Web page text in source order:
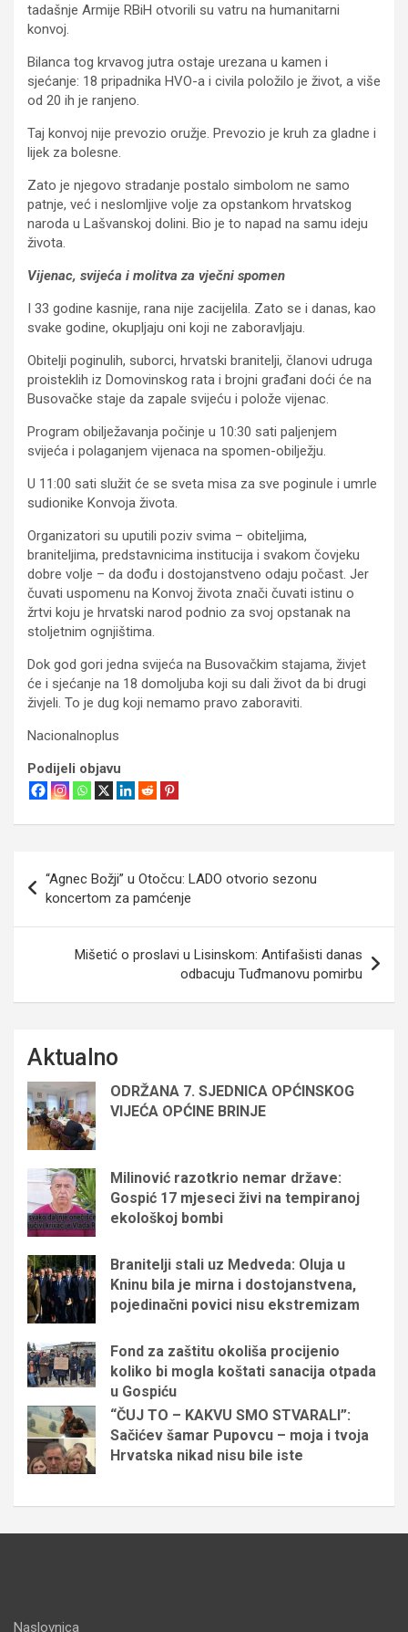
tadašnje Armije RBiH otvorili su vatru na humanitarni
konvoj.
Bilanca tog krvavog jutra ostaje urezana u kamen i
sjećanje: 18 pripadnika HVO-a i civila položilo je život, a više
od 20 ih je ranjeno.
Taj konvoj nije prevozio oružje. Prevozio je kruh za gladne i
lijek za bolesne.
Zato je njegovo stradanje postalo simbolom ne samo
patnje, već i neslomljive volje za opstankom hrvatskog
naroda u Lašvanskoj dolini. Bio je to napad na samu ideju
života.
Vijenac, svijeća i molitva za vječni spomen
I 33 godine kasnije, rana nije zacijelila. Zato se i danas, kao
svake godine, okupljaju oni koji ne zaboravljaju.
Obitelji poginulih, suborci, hrvatski branitelji, članovi udruga
proisteklih iz Domovinskog rata i brojni građani doći će na
Busovačke staje da zapale svijeću i polože vijenac.
Program obilježavanja počinje u 10:30 sati paljenjem
svijeća i polaganjem vijenaca na spomen-obilježju.
U 11:00 sati služit će se sveta misa za sve poginule i umrle
sudionike Konvoja života.
Organizatori su uputili poziv svima – obiteljima,
braniteljima, predstavnicima institucija i svakom čovjeku
dobre volje – da dođu i dostojanstveno odaju počast. Jer
čuvati uspomenu na Konvoj života znači čuvati istinu o
žrtvi koju je hrvatski narod podnio za svoj opstanak na
stoljetnim ognjištima.
Dok god gori jedna svijeća na Busovačkim stajama, živjet
će i sjećanje na 18 domoljuba koji su dali život da bi drugi
živjeli. To je dug koji nemamo pravo zaboraviti.
Nacionalnoplus
Podijeli objavu
objava
“Agnec Božji” u Otočcu: LADO otvorio sezonu
koncertom za pamćenje
Mišetić o proslavi u Lisinskom: Antifašisti danas
odbacuju Tuđmanovu pomirbu
Aktualno
ODRŽANA 7. SJEDNICA OPĆINSKOG
VIJEĆA OPĆINE BRINJE
Milinović razotkrio nemar države:
Gospić 17 mjeseci živi na tempiranoj
ekološkoj bombi
Branitelji stali uz Medveda: Oluja u
Kninu bila je mirna i dostojanstvena,
pojedinačni povici nisu ekstremizam
Fond za zaštitu okoliša procijenio
koliko bi mogla koštati sanacija otpada
u Gospiću
“ČUJ TO – KAKVU SMO STVARALI”:
Sačićev šamar Pupovcu – moja i tvoja
Hrvatska nikad nisu bile iste
Naslovnica